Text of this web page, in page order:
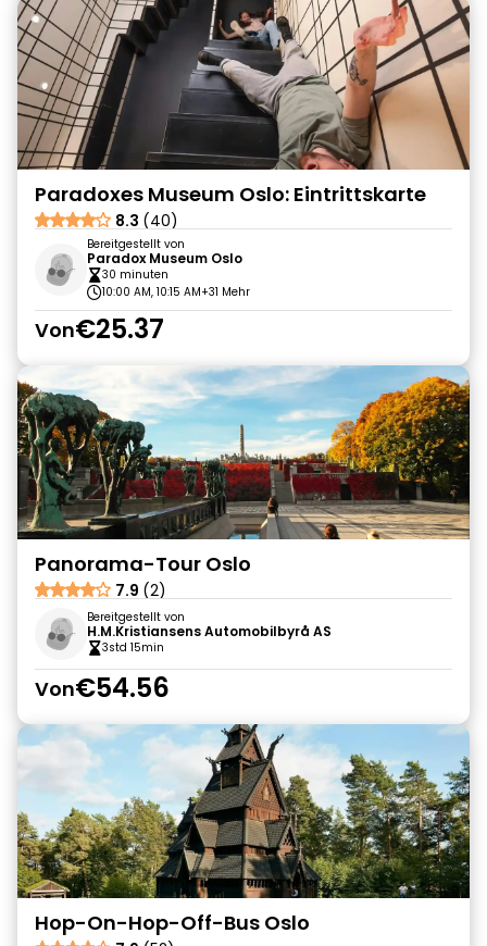
Paradoxes Museum Oslo: Eintrittskarte
8.3 (40)
Bereitgestellt von
Paradox Museum Oslo
30 minuten
10:00 AM, 10:15 AM+31 Mehr
Von€25.37
Panorama-Tour Oslo
7.9 (2)
Bereitgestellt von
H.M.Kristiansens Automobilbyrå AS
3std 15min
Von€54.56
Hop-On-Hop-Off-Bus Oslo